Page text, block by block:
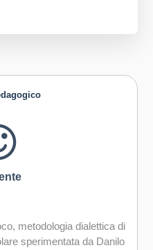
metodologia dialettica di
sperimentata da Danilo